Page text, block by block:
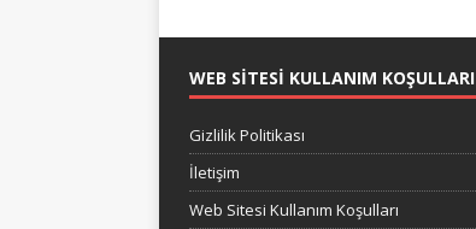
WEB SITESI KULLANIM KOŞULLARI
Gizlilik Politikası
İletişim
Web Sitesi Kullanım Koşulları